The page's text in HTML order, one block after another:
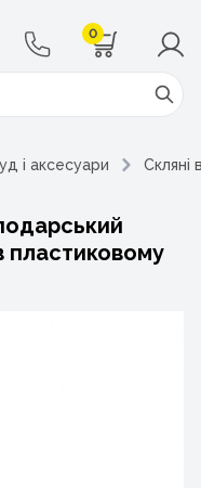
0
і аксесуари Скляні
пластиковому